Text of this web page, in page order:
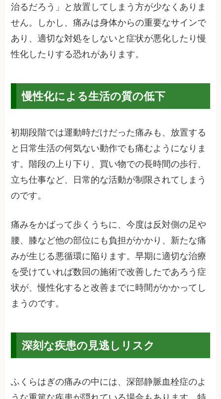
治るだろう」と放置してしまう方が少なくありま
せん。しかし、痛みは身体からの重要なサインで
あり、適切な対処をしないと症状が悪化したり慢
性化したりする恐れがあります。
慢性化による生活の質の低下
初期段階では運動時だけだった痛みも、放置する
と日常生活の何気ない動作でも痛むようになりま
す。階段の上り下り、買い物での長時間の歩行、
立ち仕事など、日常的な活動が制限されてしまう
のです。
痛みをかばって歩くうちに、今度は反対側の足や
腰、膝など他の部位にも負担がかかり、新たな痛
みが生じる悪循環に陥ります。早期に適切な治療
を受けていれば数回の施術で改善したであろう症
状が、慢性化すると改善までに時間がかかってし
まうのです。
深刻な疾患の見逃しリスク
ふくらはぎの痛みの中には、深部静脈血栓症のよ